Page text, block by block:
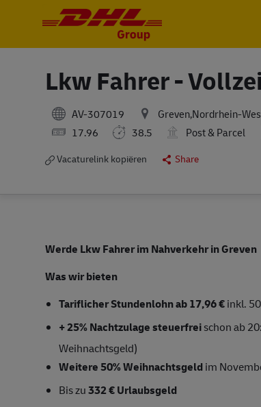
Lkw Fahrer -
AV-307019 Greven,Nordrhein-
17.96
38.5 Post & Parcel
Vacaturelink kopiëren Share
Werde Lkw Fahrer im Nahverkehr in Greven
Was wir bieten
Tariflicher Stundenlohn ab 17,96 €inkl.
+ 25% Nachtzulage steuerfreischon ab
Weihnachtsgeld)
Weitere 50% Weihnachtsgeldim
Bis zu332 € Urlaubsgeld